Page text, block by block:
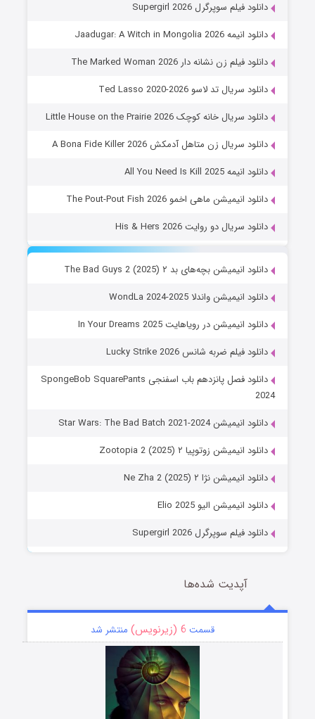
دانلود فیلم سوپرگرل Supergirl 2026
دانلود انیمه Jaadugar: A Witch in Mongolia 2026
دانلود فیلم زن نشانه دار The Marked Woman 2026
دانلود سریال تد لاسو Ted Lasso 2020-2026
دانلود سریال خانه کوچک Little House on the Prairie 2026
دانلود سریال زن متاهل آدمکش A Bona Fide Killer 2026
دانلود انیمه All You Need Is Kill 2025
دانلود انیمیشن ماهی اخمو The Pout-Pout Fish 2026
دانلود سریال دو روایت His & Hers 2026
دانلود انیمیشن بچه‌های بد ۲ The Bad Guys 2 (2025)
دانلود انیمیشن واندلا WondLa 2024-2025
دانلود انیمیشن در رویاهایت In Your Dreams 2025
دانلود فیلم ضربه شانس Lucky Strike 2026
دانلود فصل پانزدهم باب اسفنجی SpongeBob SquarePants
2024
دانلود انیمیشن Star Wars: The Bad Batch 2021-2024
دانلود انیمیشن زوتوپیا ۲ Zootopia 2 (2025)
دانلود انیمیشن نژا ۲ Ne Zha 2 (2025)
دانلود انیمیشن الیو Elio 2025
دانلود فیلم سوپرگرل Supergirl 2026
آپدیت شده‌ها
قسمت 6 (زیرنویس) منتشر شد